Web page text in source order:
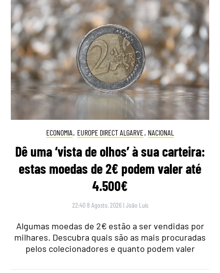
ECONOMIA, EUROPE DIRECT ALGARVE, NACIONAL
Dê uma ‘vista de olhos’ à sua carteira:
estas moedas de 2€ podem valer até
4.500€
22:40 8 Agosto, 2026 |João Luís
Algumas moedas de 2€ estão a ser vendidas por
milhares. Descubra quais são as mais procuradas
pelos colecionadores e quanto podem valer